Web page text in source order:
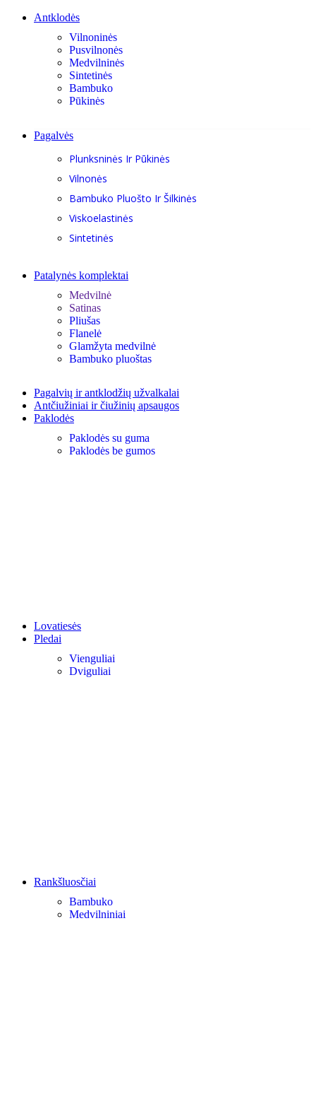
Antklodės
Vilnoninės
Pusvilnonės
Medvilninės
Sintetinės
Bambuko
Pūkinės
Pagalvės
Plunksninės Ir Pūkinės
Vilnonės
Bambuko Pluošto Ir Šilkinės
Viskoelastinės
Sintetinės
Patalynės komplektai
Medvilnė
Satinas
Pliušas
Flanelė
Glamžyta medvilnė
Bambuko pluoštas
Pagalvių ir antklodžių užvalkalai
Antčiužiniai ir čiužinių apsaugos
Paklodės
Paklodės su guma
Paklodės be gumos
Lovatiesės
Pledai
Vienguliai
Dviguliai
Rankšluosčiai
Bambuko
Medvilniniai